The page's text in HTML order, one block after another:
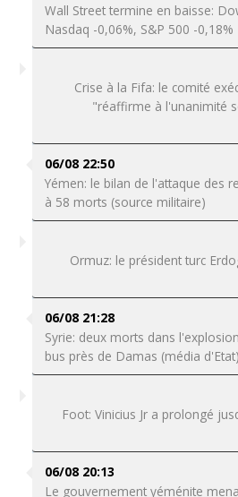
Wall Street termine en baisse:
Nasdaq -0,06%, S&P 500 -0,18%
Crise à la Fifa: le comité
"réaffirme à l'unanimité
06/08 22:50
Yémen: le bilan de l'attaque des
à 58 morts (source militaire)
Ormuz: le président turc
06/08 21:28
Syrie: deux morts dans
bus près de Damas (média d'Etat)
Foot: Vinicius Jr a prolongé
06/08 20:13
Le gouvernement yéménite